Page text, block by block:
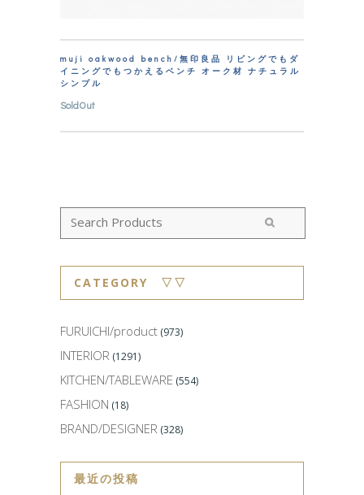
muji oakwood bench/無印良品 リビングでもダ
イニングでもつかえるベンチ オーク材 ナチュラル
シンプル
SoldOut
CATEGORY ▽▽
FURUICHI/product (973)
INTERIOR (1291)
KITCHEN/TABLEWARE (554)
FASHION (18)
BRAND/DESIGNER (328)
最近の投稿